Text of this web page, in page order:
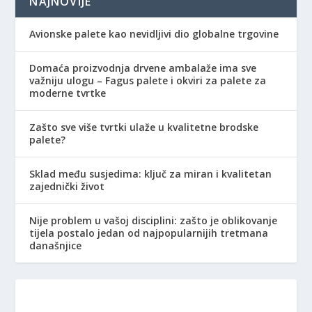
Avionske palete kao nevidljivi dio globalne trgovine
Domaća proizvodnja drvene ambalaže ima sve
važniju ulogu – Fagus palete i okviri za palete za
moderne tvrtke
Zašto sve više tvrtki ulaže u kvalitetne brodske
palete?
Sklad među susjedima: ključ za miran i kvalitetan
zajednički život
Nije problem u vašoj disciplini: zašto je oblikovanje
tijela postalo jedan od najpopularnijih tretmana
današnjice